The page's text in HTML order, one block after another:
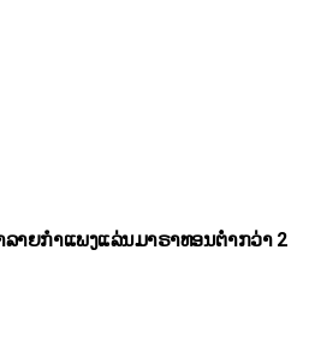
າຍກຳແພງແລ່ນມາຣາທອນຕ່ຳກວ່າ 2